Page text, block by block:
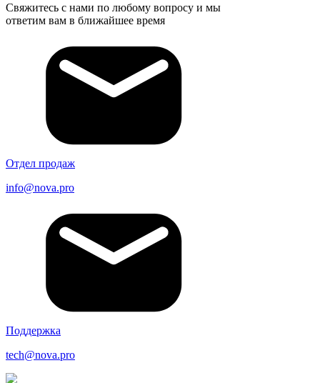
Свяжитесь с нами по любому вопросу и мы
ответим вам в ближайшее время
Отдел продаж
info@nova.pro
Поддержка
tech@nova.pro